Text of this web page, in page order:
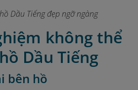
Dầu Tiếng đẹp ngỡ ngàng
không thể
Dầu Tiếng
bên hồ